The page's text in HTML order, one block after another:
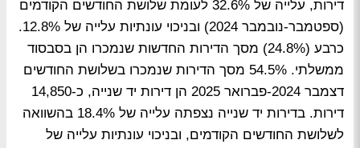
דירות, עלייה של 32.6% לעומת שלושת החודשים הקודמים
(ספטמבר-נובמבר 2024) ובניכוי עונתיות עלייה של 12.8%.
כרבע (24.8%)
מסך הדירות החדשות שנמכרו הן בסבסוד
ממשלתי.
54.5% מסך הדירות שנמכרו בשלושת החודשים
דצמבר 2024-פברואר 2025 הן דירות יד שנייה, כ-14,850
דירות. בדירות יד שנייה נצפתה עלייה של 18.4% בהשוואה
לשלושת החודשים הקודמים, ובניכוי עונתיות עלייה של